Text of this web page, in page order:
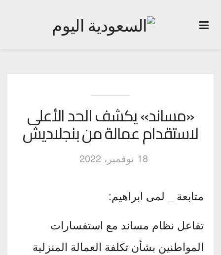
«مساند» يكشف الحد الأعلى
لاستقدام عمالة من بنجلاديش
18 نوفمبر، 2022
متابعة _ لمى ابراهيم:
تفاعل نظام مساند مع استفسارات
المواطنين بشأن تكلفة العمالة المنزلية